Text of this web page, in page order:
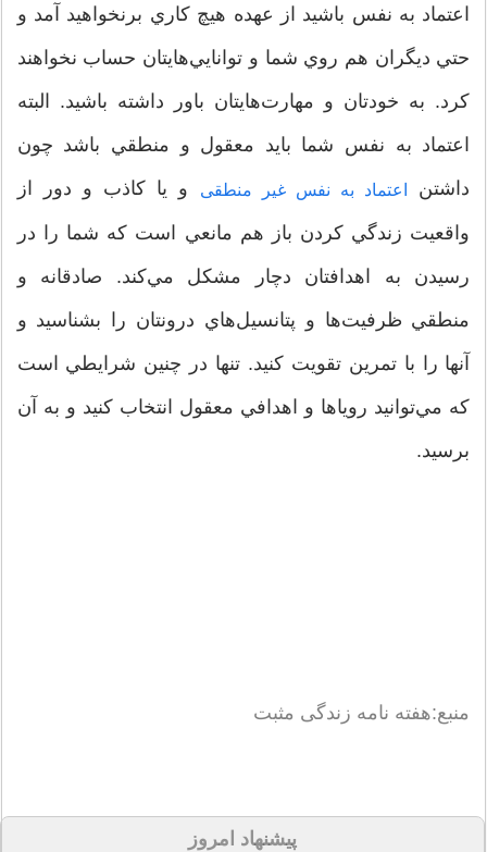
اعتماد به نفس باشيد از عهده هيچ کاري بر‌نخواهيد آمد و
حتي ديگران هم روي شما و توانايي‌هايتان حساب نخواهند
کرد. به خودتان و مهارت‌هايتان باور داشته باشيد. البته
اعتماد به نفس شما بايد معقول و منطقي باشد چون
داشتن
اعتماد به نفس غیر منطقی و یا کاذب و دور از
واقعيت زندگي کردن باز هم مانعي است که شما را در
رسيدن به اهدافتان دچار مشکل مي‌کند. صادقانه و
منطقي ظرفيت‌ها و پتانسيل‌هاي درونتان را بشناسيد و
آنها را با تمرين تقويت کنيد. تنها در چنين شرايطي است
که مي‌توانيد روياها و اهدافي معقول انتخاب کنيد و به آن
برسيد.
منبع:هفته نامه زندگی مثبت
پیشنهاد امروز